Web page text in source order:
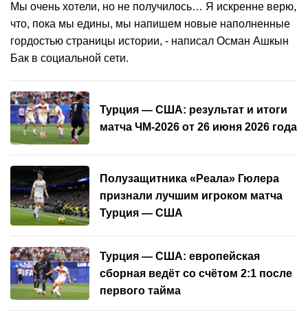
Мы очень хотели, но не получилось… Я искренне верю,
что, пока мы едины, мы напишем новые наполненные
гордостью страницы истории, - написал Осман Ашкын
Бак в социальной сети.
Турция — США: результат и итоги
матча ЧМ-2026 от 26 июня 2026 года
Полузащитника «Реала» Гюлера
признали лучшим игроком матча
Турция — США
Турция — США: европейская
сборная ведёт со счётом 2:1 после
первого тайма